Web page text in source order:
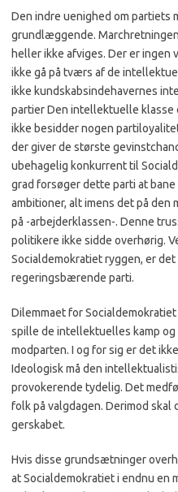
Den indre uenighed om par­tiets
grundlæggende.
heller ikke af­viges. Der er ingen
ikke gå på tværs af de
ikke kundskabsindehavernes
partier Den intellektu­elle klasse
ikke besidder nogen
der giver de største
ubehagelig konkurrent til
grad forsøger dette parti at
ambitioner, alt imens det på den
på -arbej­derklassen-. Denne
politikere ikke sidde overhørig.
Socialdemo­kratiet ryggen, er
regeringsbærende par­ti.
Dilemmaet for
spille de intellektuel­les kamp
modparten. I og for sig er det
Ideologisk må den
provokerende ty­delig. Det
folk på valgdagen. Derimod
gerskabet.
Hvis disse grundsætninger
at Socialdemokratiet i endnu en